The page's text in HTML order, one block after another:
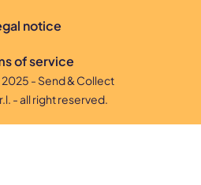
- Send & Collect
- all right reserved.
notice
of service